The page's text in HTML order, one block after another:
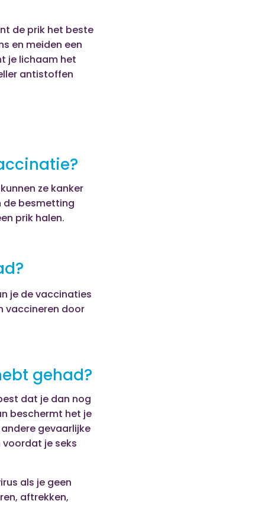
de prik het beste
en meiden een
je lichaam het
antistoffen
ze kanker
de besmetting
prik halen.
je de vaccinaties
vaccineren door
gehad?
dat je dan nog
beschermt het je
gevaarlijke
voordat je seks
als je geen
aftrekken,